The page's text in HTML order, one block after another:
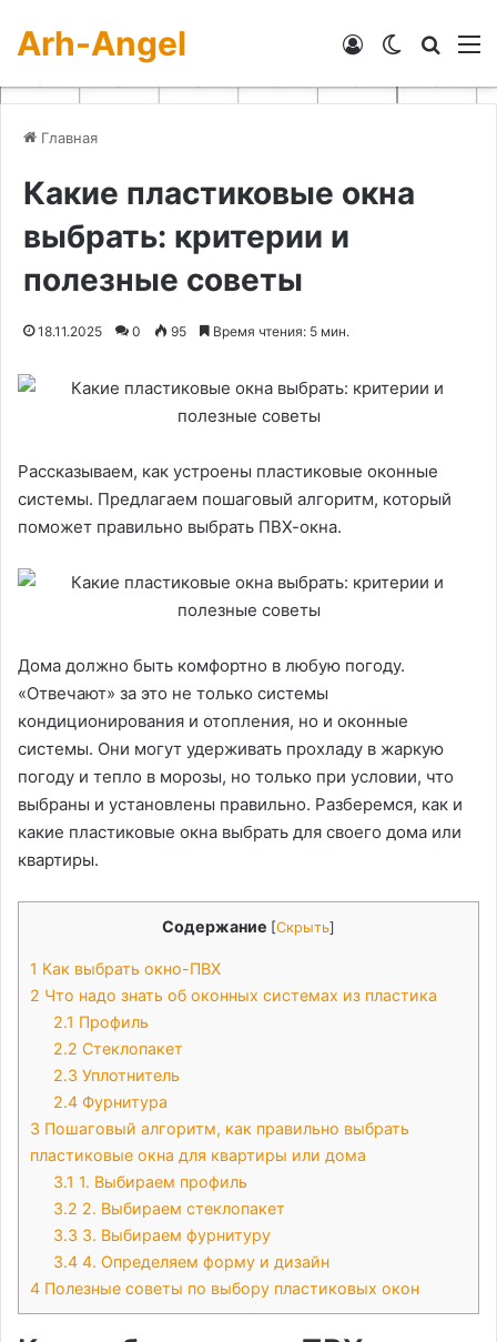
Arh-Angel Switch skin
Войти
Главная
Какие пластиковые окна
выбрать: критерии и
полезные советы
18.11.2025 0 95 Время чтения: 5 мин.
Рассказываем, как устроены пластиковые оконные
системы. Предлагаем пошаговый алгоритм, который
поможет правильно выбрать ПВХ-окна.
Дома должно быть комфортно в любую погоду.
«Отвечают» за это не только системы
кондиционирования и отопления, но и оконные
системы. Они могут удерживать прохладу в жаркую
погоду и тепло в морозы, но только при условии, что
выбраны и установлены правильно. Разберемся, как и
какие пластиковые окна выбрать для своего дома или
квартиры.
Содержание [Скрыть]
1 Как выбрать окно-ПВХ
2 Что надо знать об оконных системах из пластика
2.1 Профиль
2.2 Стеклопакет
2.3 Уплотнитель
2.4 Фурнитура
3 Пошаговый алгоритм, как правильно выбрать
пластиковые окна для квартиры или дома
3.1 1. Выбираем профиль
3.2 2. Выбираем стеклопакет
3.3 3. Выбираем фурнитуру
3.4 4. Определяем форму и дизайн
4 Полезные советы по выбору пластиковых окон